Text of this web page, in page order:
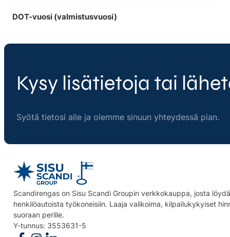
DOT-vuosi (valmistusvuosi)
Kysy lisätietoja tai
Syötä tietosi alle ja olemme sinuun yhteydessä pian.
Scandirengas on Sisu Scandi Groupin verkkokauppa, josta
henkilöautoista työkoneisiin. Laaja valikoima, kilpailukykyiset
suoraan perille.
Y-tunnus: 3553631-5